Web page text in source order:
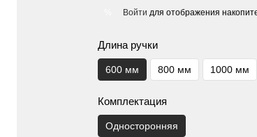
Войти для отображения
Длина ручки
600 мм 800 мм 1000 мм
Комплектация
Односторонняя